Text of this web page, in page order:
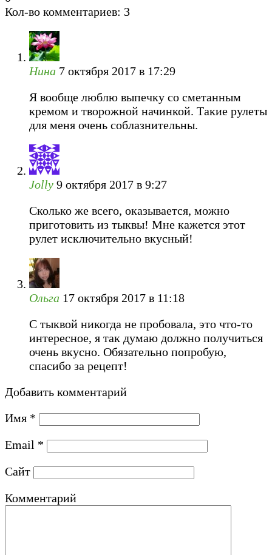
Кол-во комментариев: 3
Нина 7 октября 2017 в 17:29
Я вообще люблю выпечку со сметанным
кремом и творожной начинкой. Такие рулеты
для меня очень соблазнительны.
Jolly 9 октября 2017 в 9:27
Сколько же всего, оказывается, можно
приготовить из тыквы! Мне кажется этот
рулет исключительно вкусный!
Ольга 17 октября 2017 в 11:18
С тыквой никогда не пробовала, это что-то
интересное, я так думаю должно получиться
очень вкусно. Обязательно попробую,
спасибо за рецепт!
Добавить комментарий
Имя *
Email *
Сайт
Комментарий